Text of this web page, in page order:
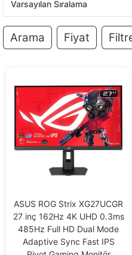
Arama Fiyat
ASUS ROG Strix XG27UCGR
27 inç 162Hz 4K UHD 0.3ms
485Hz Full HD Dual Mode
Adaptive Sync Fast IPS